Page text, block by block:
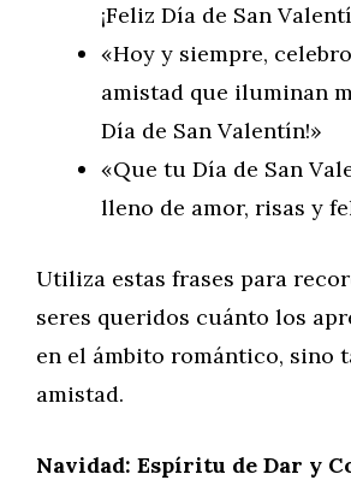
¡Feliz Día de San
«Hoy y siempre,
amistad que iluminan
Día de San Valentín!»
«Que tu Día de San
lleno de amor, risas y
Utiliza estas frases para
seres queridos cuánto los
en el ámbito romántico, sino
amistad.
Navidad: Espíritu de Dar y